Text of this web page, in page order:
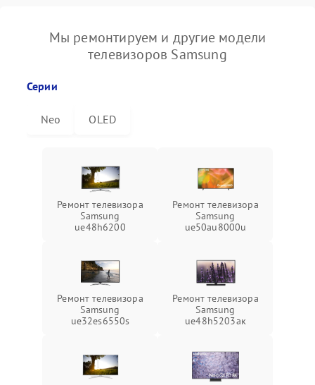
Мы ремонтируем и другие модели
телевизоров Samsung
Серии
Neo OLED
Ремонт телевизора
Samsung
ue48h6200
Ремонт телевизора
Samsung
ue50au8000u
Ремонт телевизора
Samsung
ue32es6550s
Ремонт телевизора
Samsung
ue48h5203aк